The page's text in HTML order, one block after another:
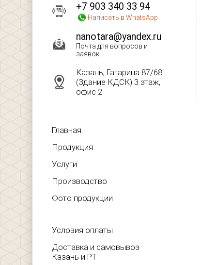
+7 903 340 33 94
Написать в WhatsApp
nanotara@yandex.ru
Почта для вопросов и
заявок
Казань, Гагарина 87/68
(Здание КДСК) 3 этаж,
офис 2
Главная
Продукция
Услуги
Производство
Фото продукции
Условия оплаты
Доставка и самовывоз
Казань и РТ